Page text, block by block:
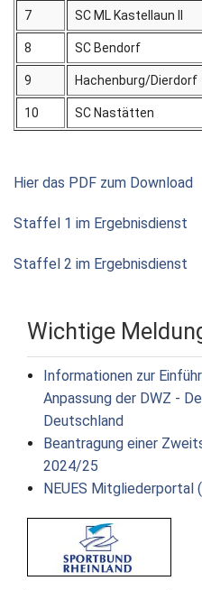
7 SC ML Kastellaun II
8 SC Bendorf
9 Hachenburg/Dierdorf
10 SC Nastätten
Hier das PDF zum Download
Staffel 1 im Ergebnisdienst
Staffel 2 im Ergebnisdienst
Wichtige
Informationen zur
Anpassung der DWZ -
Deutschland
Beantragung einer
2024/25
NEUES Mitgliederportal